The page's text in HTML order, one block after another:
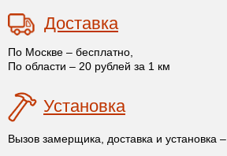
Доставка
По Москве – бесплатно,
По области – 20 рублей за 1 км
Установка
Вызов замерщика, доставка и установка –